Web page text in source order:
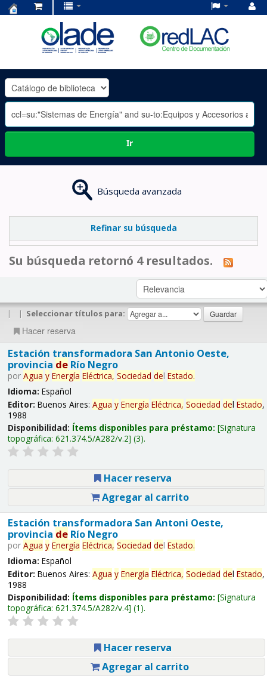
OLADE
-
Ir
Búsqueda avanzada
Refinar su búsqueda
Su búsqueda retornó 4 resultados.
| | Seleccionar títulos para:
Hacer reserva
Estación transformadora San Antonio Oeste,
provincia deRío Negro
por Agua y Energía Eléctrica, Sociedad del Estado.
Idioma: Español
Editor: Buenos Aires: Agua y Energía Eléctrica, Sociedad del Estado,
1988
Disponibilidad: Ítems disponibles para préstamo: Signatura
topográfica: 621.374.5/A282/v.2 (3).
Hacer reserva
Agregar al carrito
Estación transformadora San Antoni Oeste,
provincia deRío Negro
por Agua y Energía Eléctrica, Sociedad del Estado.
Idioma: Español
Editor: Buenos Aires: Agua y Energía Eléctrica, Sociedad del Estado,
1988
Disponibilidad: Ítems disponibles para préstamo: Signatura
topográfica: 621.374.5/A282/v.4 (1).
Hacer reserva
Agregar al carrito